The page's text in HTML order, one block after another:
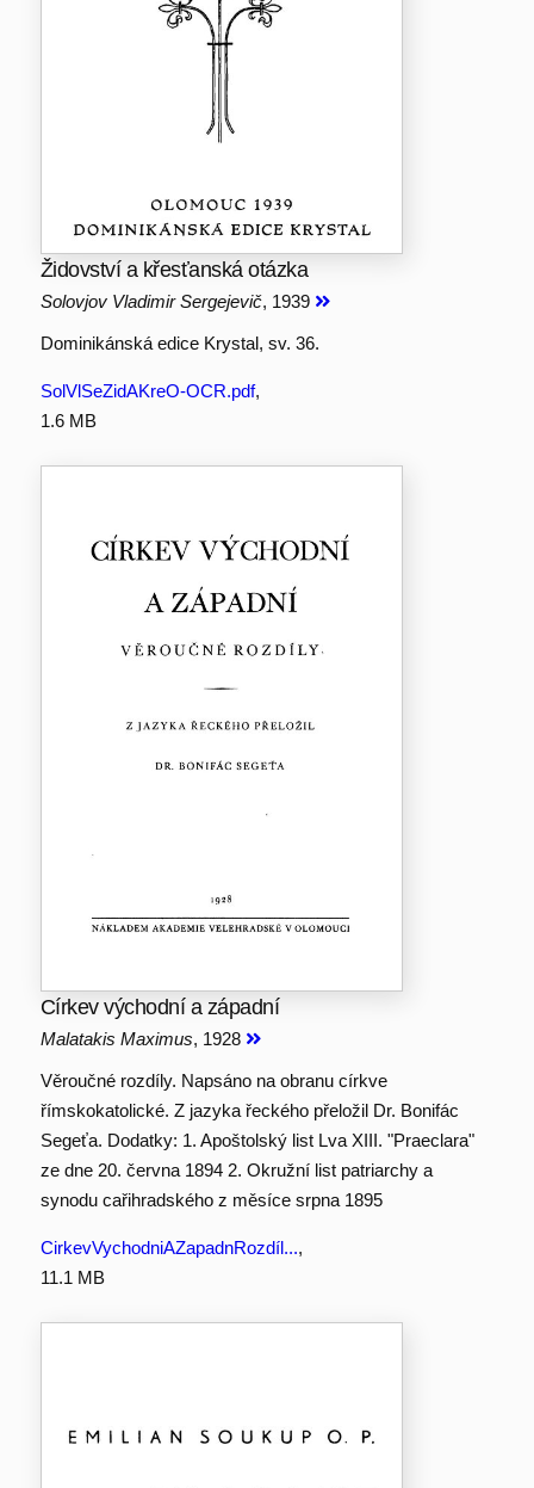
Židovství a křesťanská otázka
Solovjov Vladimir Sergejevič, 1939
Dominikánská edice Krystal, sv. 36.
SolVlSeZidAKreO-OCR.pdf,
1.6 MB
Církev východní a západní
Malatakis Maximus, 1928
Věroučné rozdíly. Napsáno na obranu církve
římskokatolické. Z jazyka řeckého přeložil Dr. Bonifác
Segeťa. Dodatky: 1. Apoštolský list Lva XIII. "Praeclara"
ze dne 20. června 1894 2. Okružní list patriarchy a
synodu cařihradského z měsíce srpna 1895
CirkevVychodniAZapadnRozdíl...,
11.1 MB